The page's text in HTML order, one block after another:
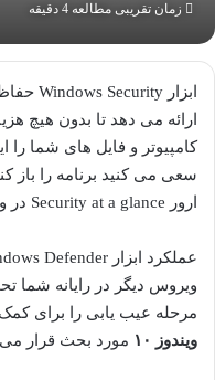
زمان تقریبی مطالعه 4 دقیقه
ابزار Windows Security حفاظت داخلی را برای سیستم های
ارائه می دهد تا بدون هیچ
کامپیوتر و فایل های شما را
سعی می کنید برنامه را باز
ارور Security at a glance در ویندوز ۱۰ مواجه میشوید.
ویروس دیگر در رایانه شما
مرحله عیب یابی را برای
ویندوز ۱۰
مورد بحث قرار